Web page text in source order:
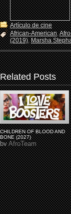
Artículo de cine
African-American,
(2019),Marsha
Related Posts
CHILDREN OF BLOOD AND
BONE (2027)
byAfroTeam